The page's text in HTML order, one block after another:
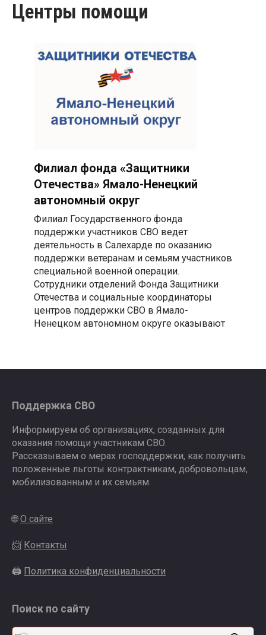
Центры помощи
Филиал фонда «Защитники
Отечества» Ямало-Ненецкий
автономный округ
Филиал Государственного фонда
поддержки участников СВО ведет
деятельность в Салехарде по оказанию
поддержки ветеранам и семьям участников
специальной военной операции.
Сотрудники отделений Фонда Защитники
Отечества и социальные координаторы
центров поддержки СВО в Ямало-
Ненецком автономном округе оказывают
Поддержка СВО
Информируем об организациях, созданных для
оказания помощи участникам СВО.
Рассказываем о мерах господдержки, как получить
положенные льготы контрактникам, добровольцам,
мобилизованным и их семьям.
🌐О сайте
📨 Контакты
🖨 Политика конфиденциальности
Поиск по сайту
Search